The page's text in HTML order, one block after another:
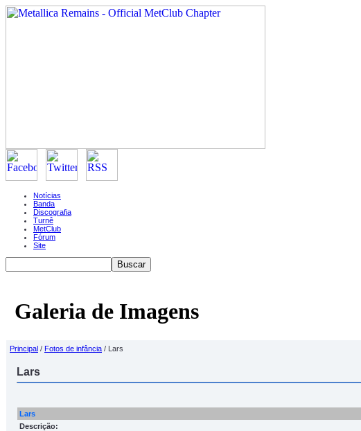
Notícias
Banda
Discografia
Turnê
MetClub
Fórum
Site
Galeria de Imagens
Principal / Fotos de infância / Lars
Lars
Lars
Descrição: